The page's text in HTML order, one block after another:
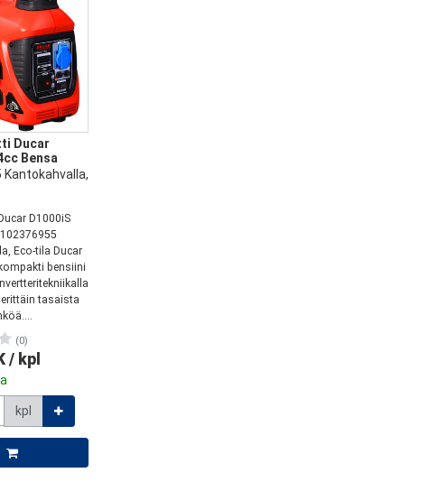
Ducar
Bensa
Kantokahvalla,
D1000iS
Eco-tila Ducar
bensiini
tasaista
(0)
/ kpl
kpl